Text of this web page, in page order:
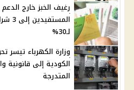
رغيف الخبز خارج
لـ30%
وزارة الكهرباء تيسر
الكودية إلى قانونية
المتدرجة